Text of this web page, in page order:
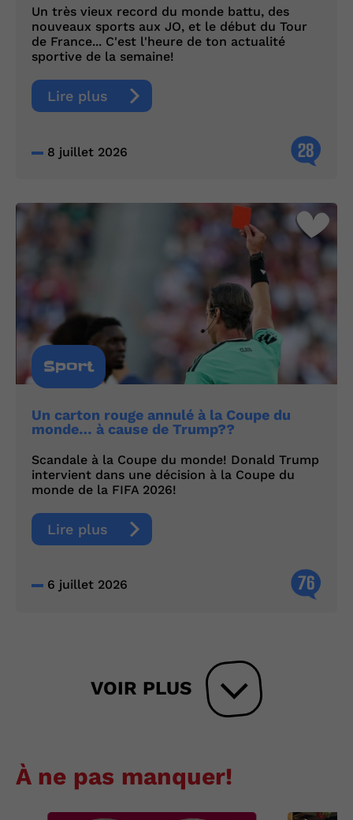
Un très vieux record du monde battu, des
nouveaux sports aux JO, et le début du Tour
de France... C'est l'heure de ton actualité
sportive de la semaine!
Lire plus
8 juillet 2026 28
Sport
Un carton rouge annulé à la Coupe du
monde… à cause de Trump??
Scandale à la Coupe du monde! Donald Trump
intervient dans une décision à la Coupe du
monde de la FIFA 2026!
Lire plus
6 juillet 2026 76
VOIR PLUS
À ne pas manquer!